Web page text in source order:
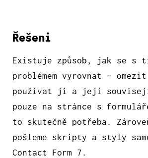
Řešeni
Existuje způsob, jak se s
problémem vyrovnat –
použivat ji a její
pouze na stránce s
to skutečně potřeba.
pošleme skripty a styly
Contact Form 7.